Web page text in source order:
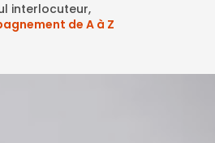
interlocuteur,
de A à Z